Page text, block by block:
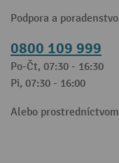
Podpora a
0800 109 999
Po-Čt, 07:30 - 16:30
Pi, 07:30 - 16:00
Alebo